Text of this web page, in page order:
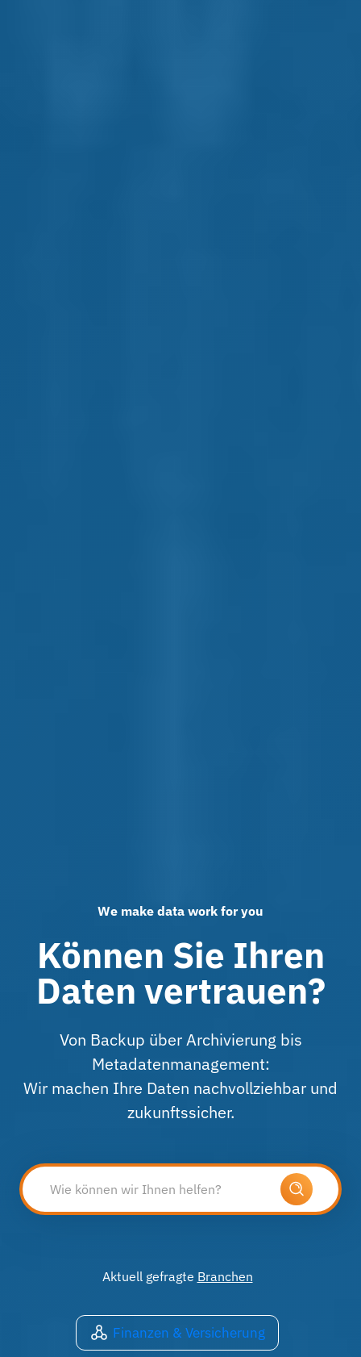
We make data work for you
Können Sie Ihren
Daten vertrauen?
Von Backup über Archivierung bis
Metadatenmanagement:
Wir machen Ihre Daten nachvollziehbar und
zukunftssicher.
Aktuell gefragte Branchen
Finanzen & Versicherung